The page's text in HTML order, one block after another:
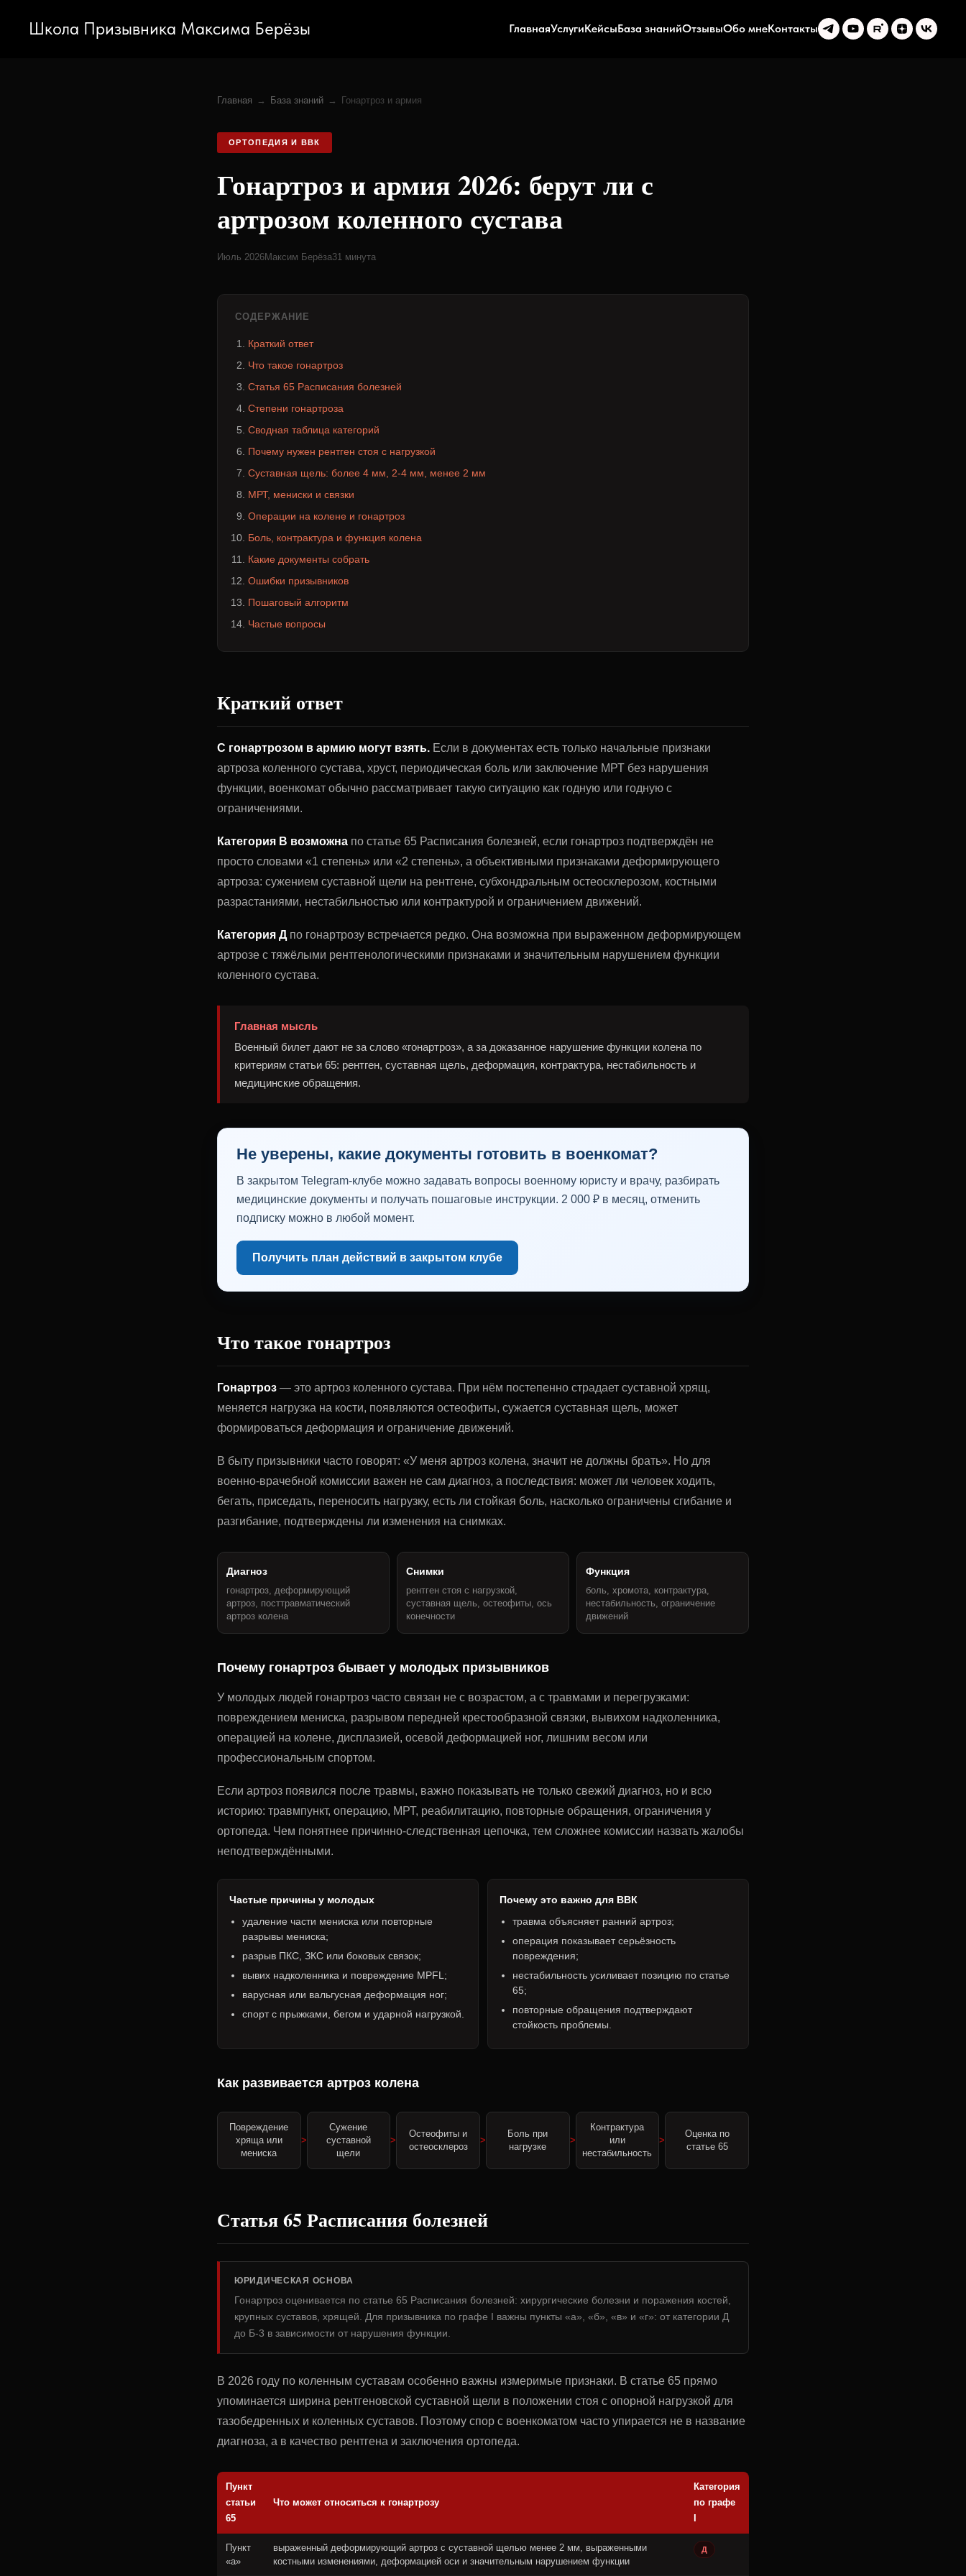
Школа Призывника Максима Берёзы ГлавнаяУслугиКейсыБаза знанийОтзывыОбо мнеКонтакты
Главная → База знаний → Гонартроз и армия
ОРТОПЕДИЯ И ВВК
Гонартроз и армия 2026: берут ли с
артрозом коленного сустава
Июль 2026Максим Берёза31 минута
СОДЕРЖАНИЕ
Краткий ответ
Что такое гонартроз
Статья 65 Расписания болезней
Степени гонартроза
Сводная таблица категорий
Почему нужен рентген стоя с нагрузкой
Суставная щель: более 4 мм, 2-4 мм, менее 2 мм
МРТ, мениски и связки
Операции на колене и гонартроз
Боль, контрактура и функция колена
Какие документы собрать
Ошибки призывников
Пошаговый алгоритм
Частые вопросы
Краткий ответ
С гонартрозом в армию могут взять. Если в документах есть только начальные признаки
артроза коленного сустава, хруст, периодическая боль или заключение МРТ без нарушения
функции, военкомат обычно рассматривает такую ситуацию как годную или годную с
ограничениями.
Категория В возможна по статье 65 Расписания болезней, если гонартроз подтверждён не
просто словами «1 степень» или «2 степень», а объективными признаками деформирующего
артроза: сужением суставной щели на рентгене, субхондральным остеосклерозом, костными
разрастаниями, нестабильностью или контрактурой и ограничением движений.
Категория Дпо гонартрозу встречается редко. Она возможна при выраженном деформирующем
артрозе с тяжёлыми рентгенологическими признаками и значительным нарушением функции
коленного сустава.
Главная мысль
Военный билет дают не за слово «гонартроз», а за доказанное нарушение функции колена по
критериям статьи 65: рентген, суставная щель, деформация, контрактура, нестабильность и
медицинские обращения.
Не уверены, какие документы готовить в военкомат?
В закрытом Telegram-клубе можно задавать вопросы военному юристу и врачу, разбирать
медицинские документы и получать пошаговые инструкции. 2 000 ₽ в месяц, отменить
подписку можно в любой момент.
Получить план действий в закрытом клубе
Что такое гонартроз
Гонартроз — это артроз коленного сустава. При нём постепенно страдает суставной хрящ,
меняется нагрузка на кости, появляются остеофиты, сужается суставная щель, может
формироваться деформация и ограничение движений.
В быту призывники часто говорят: «У меня артроз колена, значит не должны брать». Но для
военно-врачебной комиссии важен не сам диагноз, а последствия: может ли человек ходить,
бегать, приседать, переносить нагрузку, есть ли стойкая боль, насколько ограничены сгибание и
разгибание, подтверждены ли изменения на снимках.
Диагноз
гонартроз, деформирующий
артроз, посттравматический
артроз колена
Снимки
рентген стоя с нагрузкой,
суставная щель, остеофиты, ось
конечности
Функция
боль, хромота, контрактура,
нестабильность, ограничение
движений
Почему гонартроз бывает у молодых призывников
У молодых людей гонартроз часто связан не с возрастом, а с травмами и перегрузками:
повреждением мениска, разрывом передней крестообразной связки, вывихом надколенника,
операцией на колене, дисплазией, осевой деформацией ног, лишним весом или
профессиональным спортом.
Если артроз появился после травмы, важно показывать не только свежий диагноз, но и всю
историю: травмпункт, операцию, МРТ, реабилитацию, повторные обращения, ограничения у
ортопеда. Чем понятнее причинно-следственная цепочка, тем сложнее комиссии назвать жалобы
неподтверждёнными.
Частые причины у молодых
удаление части мениска или повторные
разрывы мениска;
разрыв ПКС, ЗКС или боковых связок;
вывих надколенника и повреждение MPFL;
варусная или вальгусная деформация ног;
спорт с прыжками, бегом и ударной нагрузкой.
Почему это важно для ВВК
травма объясняет ранний артроз;
операция показывает серьёзность
повреждения;
нестабильность усиливает позицию по статье
65;
повторные обращения подтверждают
стойкость проблемы.
Как развивается артроз колена
Повреждение
хряща или
мениска
Сужение
суставной
щели
Остеофиты и
остеосклероз
Боль при
нагрузке
Контрактура
или
нестабильность
Оценка по
статье 65
Статья 65 Расписания болезней
ЮРИДИЧЕСКАЯ ОСНОВА
Гонартроз оценивается по статье 65 Расписания болезней: хирургические болезни и поражения костей,
крупных суставов, хрящей. Для призывника по графе I важны пункты «а», «б», «в» и «г»: от категории Д
до Б-3 в зависимости от нарушения функции.
В 2026 году по коленным суставам особенно важны измеримые признаки. В статье 65 прямо
упоминается ширина рентгеновской суставной щели в положении стоя с опорной нагрузкой для
тазобедренных и коленных суставов. Поэтому спор с военкоматом часто упирается не в название
диагноза, а в качество рентгена и заключения ортопеда.
Пункт
статьи
65
Что может относиться к гонартрозу
Категория
по графе
Пункт
«а»
выраженный деформирующий артроз с суставной щелью менее 2 мм, выраженными
костными изменениями, деформацией оси и значительным нарушением функции
Д